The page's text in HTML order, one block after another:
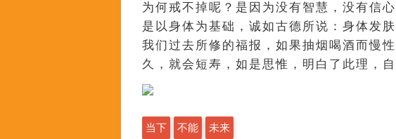
为何戒不掉呢？是因为没有智慧，没有信
是以身体为基础，诚如古德所说：身体发
我们过去所修的福报，如果抽烟喝酒而慢
久，就会短寿，如是思惟，明白了此理，
当下 不能 未来